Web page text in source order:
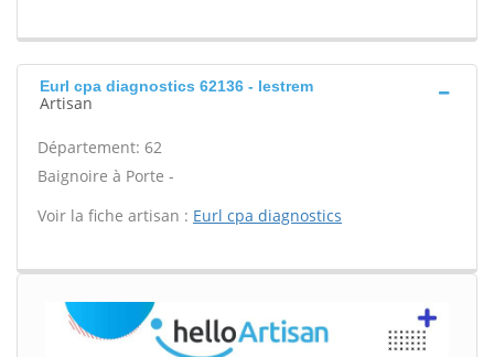
Eurl cpa diagnostics 62136 - lestrem
Artisan
Département: 62
Baignoire à Porte -
Voir la fiche artisan : Eurl cpa diagnostics